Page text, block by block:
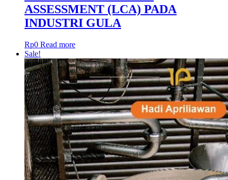
ASSESSMENT (LCA) PADA
INDUSTRI GULA
Rp0 Read more
Sale!